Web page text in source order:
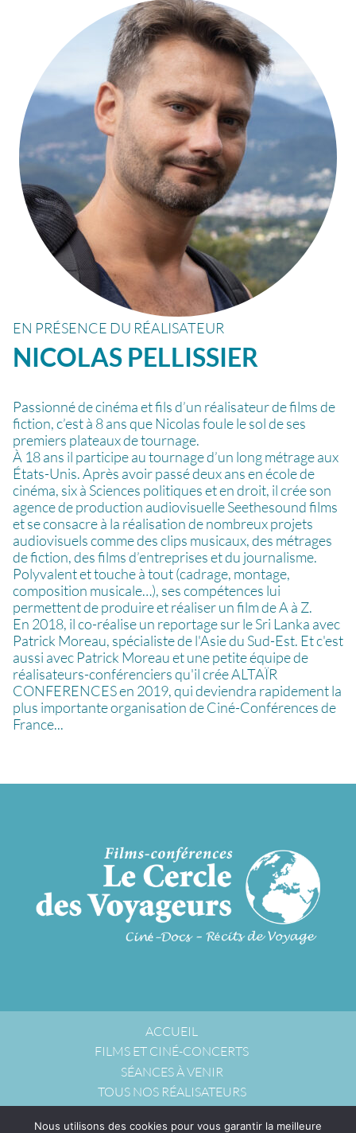
EN PRÉSENCE DU RÉALISATEUR
NICOLAS PELLISSIER
Passionné de cinéma et fils d’un réalisateur de films de
fiction, c’est à 8 ans que Nicolas foule le sol de ses
premiers plateaux de tournage.
À 18 ans il participe au tournage d’un long métrage aux
États-Unis. Après avoir passé deux ans en école de
cinéma, six à Sciences politiques et en droit, il crée son
agence de production audiovisuelle Seethesound films
et se consacre à la réalisation de nombreux projets
audiovisuels comme des clips musicaux, des métrages
de fiction, des films d’entreprises et du journalisme.
Polyvalent et touche à tout (cadrage, montage,
composition musicale…), ses compétences lui
permettent de produire et réaliser un film de A à Z.
En 2018, il co-réalise un reportage sur le Sri Lanka avec
Patrick Moreau, spécialiste de l'Asie du Sud-Est. Et c'est
aussi avec Patrick Moreau et une petite équipe de
réalisateurs-conférenciers qu'il crée ALTAÏR
CONFERENCES en 2019, qui deviendra rapidement la
plus importante organisation de Ciné-Conférences de
France...
ACCUEIL
FILMS ET CINÉ-CONCERTS
SÉANCES À VENIR
TOUS NOS RÉALISATEURS
Nous utilisons des cookies pour vous garantir la meilleure